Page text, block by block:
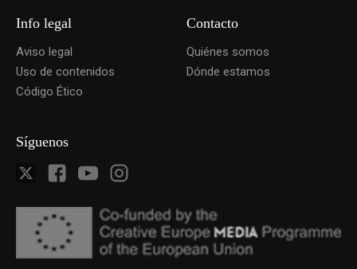
Info legal
Aviso legal
Uso de contenidos
Código Ético
Contacto
Quiénes somos
Dónde estamos
Síguenos